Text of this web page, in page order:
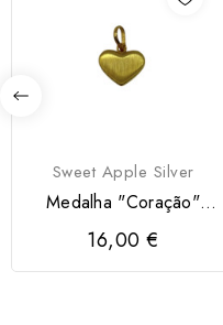
Sweet Apple Silver
Medalha "Coração"
Prata 925 Dourada
16,00 €